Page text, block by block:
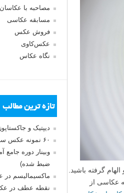
گرفته باشید.
عکاسی از
مصاحبه با عکاسان
مسابقه عکاسی
فروش عکس
عکس‌کاوی
نگاه عکاس
تازه ترین مطالب
دیپتیک و
۶۰ نمونه عکس سبک ماکسیمالیسم
وبینار دوره
ضبط شده)
ماکسیمالیسم در
نقطه عطف در